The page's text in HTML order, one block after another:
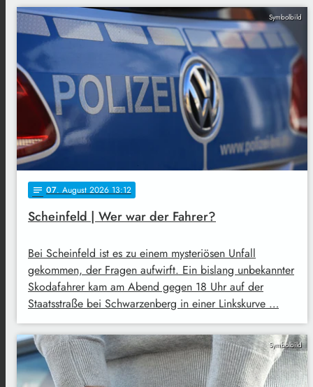
Symbolbild
notes 07. August 2026 13:12
Scheinfeld | Wer war der Fahrer?
Bei Scheinfeld ist es zu einem mysteriösen Unfall
gekommen, der Fragen aufwirft. Ein bislang unbekannter
Skodafahrer kam am Abend gegen 18 Uhr auf der
Staatsstraße bei Schwarzenberg in einer Linkskurve …
Symbolbild